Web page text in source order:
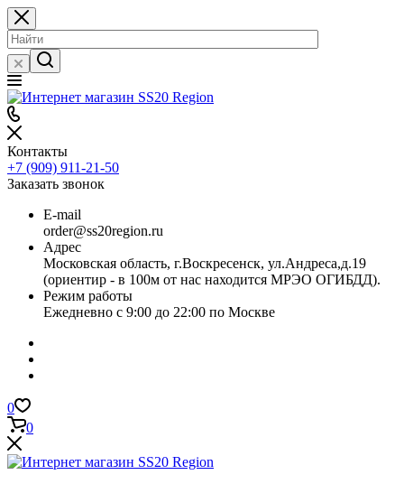
Контакты
+7 (909) 911-21-50
Заказать звонок
E-mail
order@ss20region.ru
Адрес
Московская область, г.Воскресенск, ул.Андреса,д.19
(ориентир - в 100м от нас находится МРЭО ОГИБДД).
Режим работы
Ежедневно с 9:00 до 22:00 по Москве
0
0